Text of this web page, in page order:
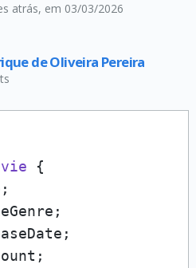
atrás, em 03/03/2026
de Oliveira Pereira
{